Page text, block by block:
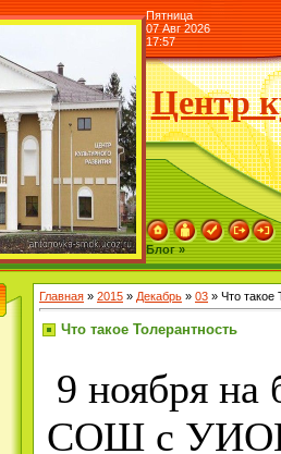
Пятница
07 Авг 2026
17:57
Центр
Блог »
Главная » 2015 » Декабрь » 03 » Что такое
Что такое Толерантность
9 ноября на
СОШ с